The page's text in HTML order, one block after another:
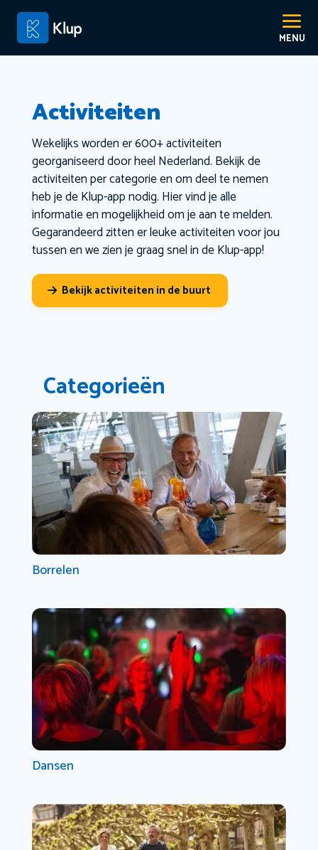
Activiteiten
Wekelijks worden er 600+ activiteiten
georganiseerd door heel Nederland. Bekijk de
activiteiten per categorie en om deel te nemen
heb je de Klup-app nodig. Hier vind je alle
informatie en mogelijkheid om je aan te melden.
Gegarandeerd zitten er leuke activiteiten voor jou
tussen en we zien je graag snel in de Klup-app!
Bekijk activiteiten in de buurt
Categorieën
Borrelen
Dansen